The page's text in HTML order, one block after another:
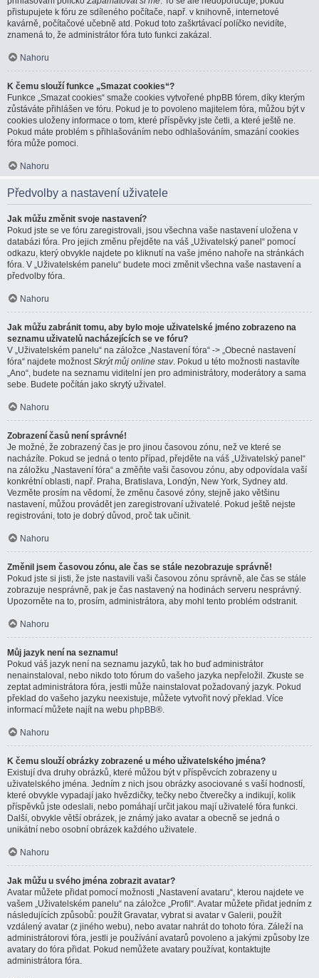
přistupujete k fóru ze sdíleného počítače, např. v knihovně, internetové
kavárně, počítačové učebně atd. Pokud toto zaškrtávací políčko nevidíte,
znamená to, že administrátor fóra tuto funkci zakázal.
Nahoru
K čemu slouží funkce „Smazat cookies“?
Funkce „Smazat cookies“ smaže cookies vytvořené phpBB fórem, díky kterým
zůstáváte přihlášen ve fóru. Pokud je to povoleno majitelem fóra, můžou být v
cookies uloženy informace o tom, které příspěvky jste četli, a které ještě ne.
Pokud máte problém s přihlašováním nebo odhlašováním, smazání cookies
fóra může pomoci.
Nahoru
Předvolby a nastavení uživatele
Jak můžu změnit svoje nastavení?
Pokud jste se ve fóru zaregistrovali, jsou všechna vaše nastavení uložena v
databázi fóra. Pro jejich změnu přejděte na váš „Uživatelský panel“ pomocí
odkazu, který obvykle najdete po kliknutí na vaše jméno nahoře na stránkách
fóra. V „Uživatelském panelu“ budete moci změnit všechna vaše nastavení a
předvolby fóra.
Nahoru
Jak můžu zabránit tomu, aby bylo moje uživatelské jméno zobrazeno na
seznamu uživatelů nacházejících se ve fóru?
V „Uživatelském panelu“ na záložce „Nastavení fóra“ -> „Obecné nastavení
fóra“ najdete možnostSkrýt můj online stav. Pokud u této možnosti nastavíte
„Ano“, budete na seznamu viditelní jen pro administrátory, moderátory a sama
sebe. Budete počítán jako skrytý uživatel.
Nahoru
Zobrazení časů není správné!
Je možné, že zobrazený čas je pro jinou časovou zónu, než ve které se
nacházíte. Pokud se jedná o tento případ, přejděte na váš „Uživatelský panel“
na záložku „Nastavení fóra“ a změňte vaši časovou zónu, aby odpovídala vaší
konkrétní oblasti, např. Praha, Bratislava, Londýn, New York, Sydney atd.
Vezměte prosím na vědomí, že změnu časové zóny, stejně jako většinu
nastavení, můžou provádět jen zaregistrovaní uživatelé. Pokud ještě nejste
registrováni, toto je dobrý důvod, proč tak učinit.
Nahoru
Změnil jsem časovou zónu, ale čas se stále nezobrazuje správně!
Pokud jste si jisti, že jste nastavili vaši časovou zónu správně, ale čas se stále
zobrazuje nesprávně, pak je čas nastavený na hodinách serveru nesprávný.
Upozorněte na to, prosím, administrátora, aby mohl tento problém odstranit.
Nahoru
Můj jazyk není na seznamu!
Pokud váš jazyk není na seznamu jazyků, tak ho buď administrátor
nenainstaloval, nebo nikdo toto fórum do vašeho jazyka nepřeložil. Zkuste se
zeptat administrátora fóra, jestli může nainstalovat požadovaný jazyk. Pokud
překlad do vašeho jazyku neexistuje, můžete vytvořit nový překlad. Více
informací můžete najít na webu phpBB®.
Nahoru
K čemu slouží obrázky zobrazené u mého uživatelského jména?
Existují dva druhy obrázků, které můžou být v příspěvcích zobrazeny u
uživatelského jména. Jedním z nich jsou obrázky asociované s vaší hodností,
které obvykle vypadají jako hvězdičky, tečky nebo čtverečky a indikují, kolik
příspěvků jste odeslali, nebo pomáhají určit jakou mají uživatelé fóra funkci.
Další, obvykle větší obrázek, je známý jako avatar a obecně se jedná o
unikátní nebo osobní obrázek každého uživatele.
Nahoru
Jak můžu u svého jména zobrazit avatar?
Avatar můžete přidat pomocí možnosti „Nastavení avataru“, kterou najdete ve
vašem „Uživatelském panelu“ na záložce „Profil“. Avatar můžete přidat jedním z
následujících způsobů: použít Gravatar, vybrat si avatar v Galerii, použít
vzdálený avatar (z jiného webu), nebo avatar nahrát do tohoto fóra. Záleží na
administrátorovi fóra, jestli je používání avatarů povoleno a jakými způsoby lze
avatary do fóra přidat. Pokud nemůžete avatary používat, kontaktujte
administrátora fóra.